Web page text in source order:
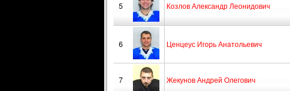
5 Козлов Александр Леонидович
6 Ценцеус Игорь Анатольевич
7 Жекунов Андрей Олегович